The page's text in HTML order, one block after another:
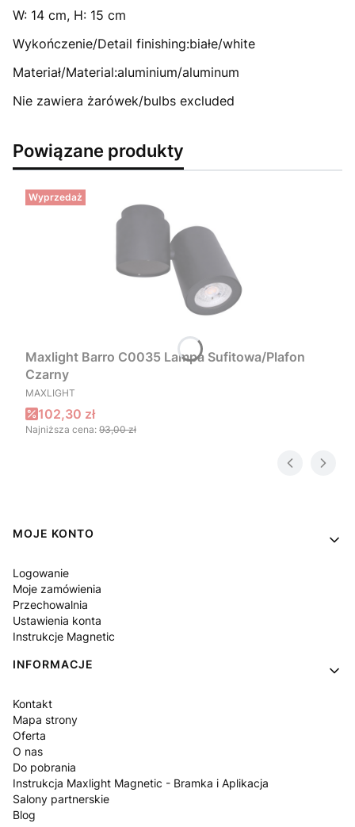
W: 14 cm, H: 15 cm
Wykończenie/Detail finishing:białe/white
Materiał/Material:aluminium/aluminum
Nie zawiera żarówek/bulbs excluded
Powiązane produkty
Wyprzedaż
Maxlight Barro C0035 Lampa Sufitowa/Plafon
Czarny
PRODUCENT
MAXLIGHT
Cena promocyjna
102,30 zł
Najniższa cena: 93,00 zł
Linki w stopce
MOJE KONTO
Logowanie
Moje zamówienia
Przechowalnia
Ustawienia konta
Instrukcje Magnetic
INFORMACJE
Kontakt
Mapa strony
Oferta
O nas
Do pobrania
Instrukcja Maxlight Magnetic - Bramka i Aplikacja
Salony partnerskie
Blog